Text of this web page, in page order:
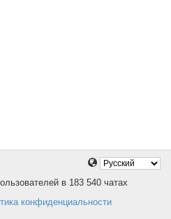
в 183 540 чатах
конфиденциальности